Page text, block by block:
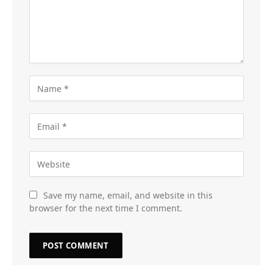
Save my name, email, and website in this
browser for the next time I comment.